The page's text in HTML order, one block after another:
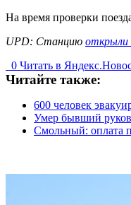
На время проверки
UPD: Станцию открыли
0 Читать в Я
Читайте также:
600 человек
Умер бывший
Смольный: оплата